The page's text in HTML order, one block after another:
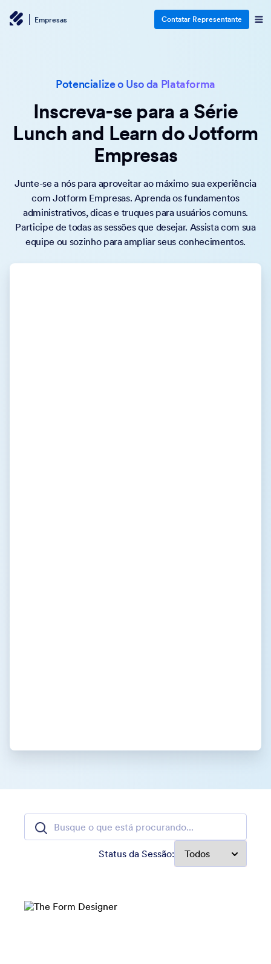
Empresas Contatar Representante
Potencialize o Uso da Plataforma
Inscreva-se para a Série
Lunch and Learn do Jotform
Empresas
Junte-se a nós para aproveitar ao máximo sua experiência
com Jotform Empresas. Aprenda os fundamentos
administrativos, dicas e truques para usuários comuns.
Participe de todas as sessões que desejar. Assista com sua
equipe ou sozinho para ampliar seus conhecimentos.
Status da Sessão: